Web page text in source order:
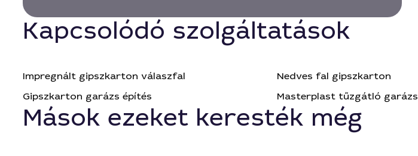
Kapcsolódó szolgáltatások
Impregnált gipszkarton válaszfal Nedves fal gipszkarton
Gipszkarton garázs építés
Masterplast tűzgátló garázs
Mások ezeket keresték még